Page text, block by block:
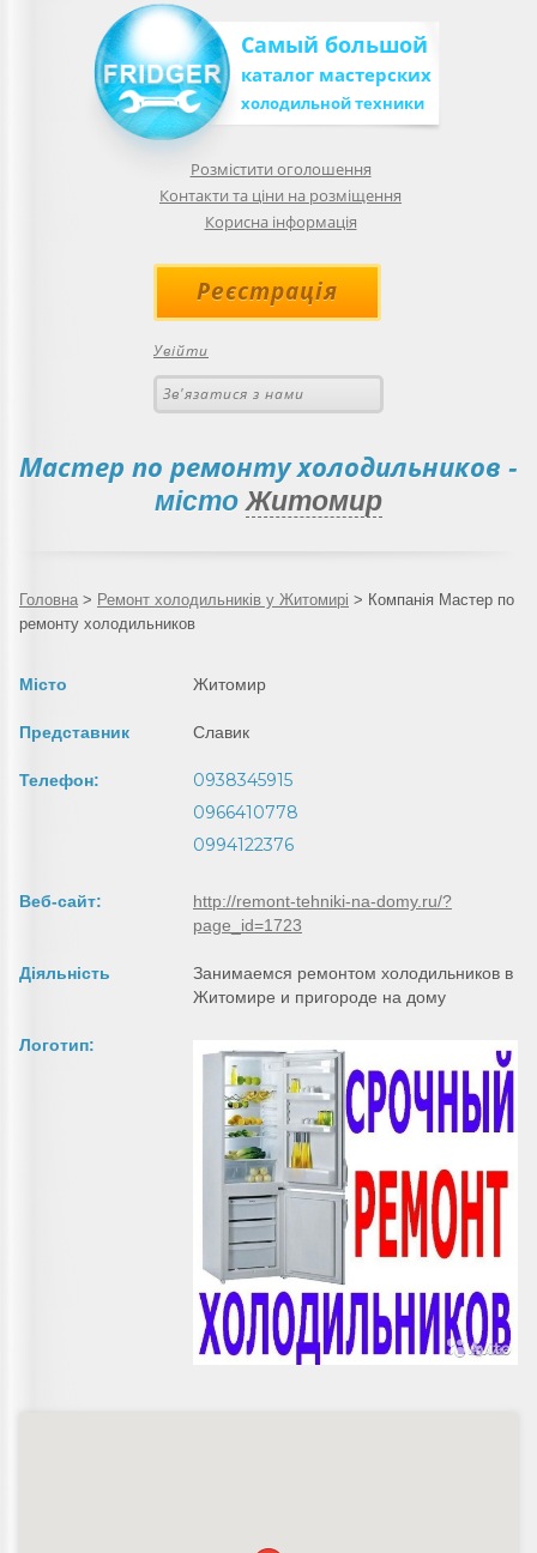
Самый большой
каталог мастерских
холодильной техники
Розмістити оголошення
Контакти та ціни на розміщення
Корисна інформація
Реєстрація
Увійти
Зв'язатися з нами
Мастер по ремонту холодильников -
місто Житомир
Головна > Ремонт холодильників у Житомирі > Компанія Мастер по
ремонту холодильников
Місто Житомир
Представник Славик
Телефон:
0938345915
0966410778
0994122376
Веб-сайт:
http://remont-tehniki-na-domy.ru/?
page_id=1723
Діяльність
Занимаемся ремонтом холодильников в
Житомире и пригороде на дому
Логотип: